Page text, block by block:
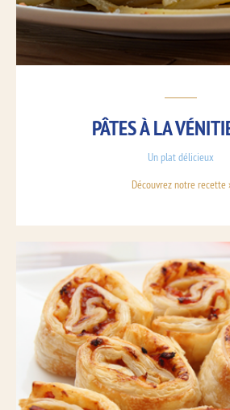
PÂTES À LA
Un plat délicieux
Découvrez notre recette ›